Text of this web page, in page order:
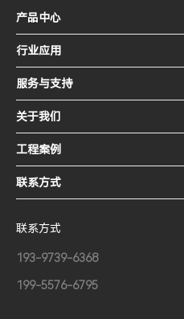
产品中心
行业应用
服务与支持
关于我们
工程案例
联系方式
联系方式
193-9739-6368
199-5576-6795